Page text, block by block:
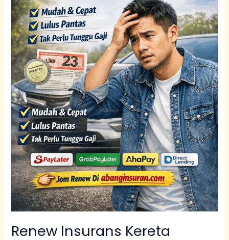
Renew Insurans Kereta
Ansuran:
Alphard,
Vellfire,
Harrier